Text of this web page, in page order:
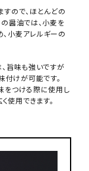
ので、ほとんどの
醤油では、小麦を
小麦アレルギーの
旨味も強いですが
付けが可能です。
をつける際に使用し
使用できます。